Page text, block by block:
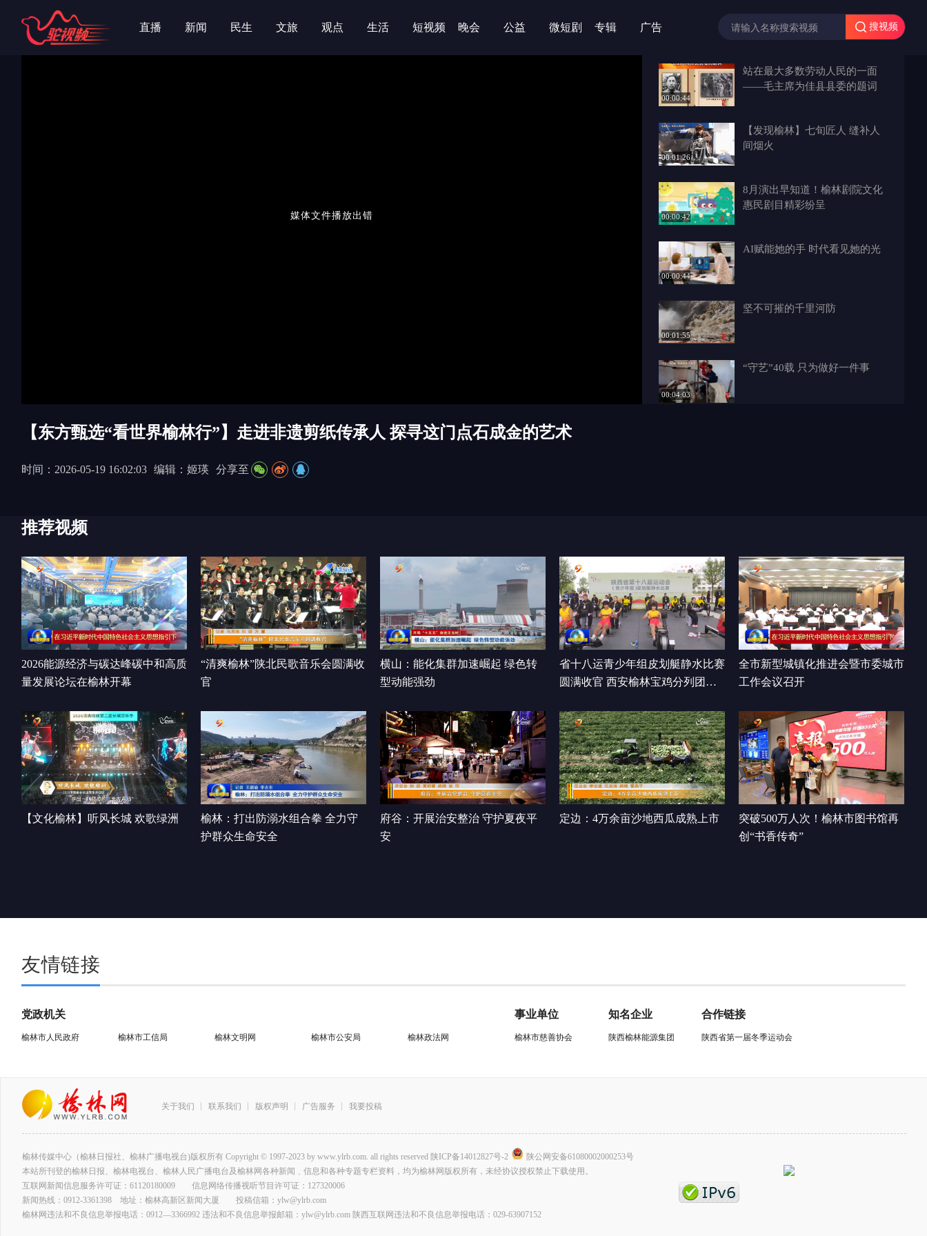
字
字 直播 新闻 民生 文旅 观点 生活 短视频 晚会 公益 微短剧 专辑 广告 搜视频
媒体文件播放出错
00:00:44
站在最大多数劳动人民的一面
——毛主席为佳县县委的题词
00:01:26
【发现榆林】七旬匠人 缝补人
间烟火
00:00:42
8月演出早知道！榆林剧院文化
惠民剧目精彩纷呈
00:00:44
AI赋能她的手 时代看见她的光
00:01:55
坚不可摧的千里河防
00:04:03
“守艺”40载 只为做好一件事
00:04:58
00:00:36
陕北共产党奠基人——李子洲
【东方甄选“看世界榆林行”】走进非遗剪纸传承人 探寻这门点石成金的艺术
时间：2026-05-19 16:02:03 编辑：姬瑛 分享至
推荐视频
2026能源经济与碳达峰碳中和高质
量发展论坛在榆林开幕
“清爽榆林”陕北民歌音乐会圆满收
官
横山：能化集群加速崛起 绿色转
型动能强劲
省十八运青少年组皮划艇静水比赛
圆满收官 西安榆林宝鸡分列团体
全市新型城镇化推进会暨市委城市
工作会议召开
【文化榆林】听风长城 欢歌绿洲
榆林：打出防溺水组合拳 全力守
护群众生命安全
府谷：开展治安整治 守护夏夜平
安
定边：4万余亩沙地西瓜成熟上市
突破500万人次！榆林市图书馆再
创“书香传奇”
友情链接
党政机关
榆林市人民政府 榆林市工信局 榆林文明网 榆林市公安局 榆林政法网
事业单位
榆林市慈善协会
知名企业
陕西榆林能源集团
合作链接
陕西省第一届冬季运动会
关于我们 联系我们 版权声明 广告服务 我要投稿
榆林传媒中心（榆林日报社、榆林广播电视台)版权所有 Copyright © 1997-2023 by www.ylrb.com. all rights reserved 陕ICP备14012827号-2
陕公网安备61080002000253号
本站所刊登的榆林日报、榆林电视台、榆林人民广播电台及榆林网各种新闻﹑信息和各种专题专栏资料，均为榆林网版权所有，未经协议授权禁止下载使用。
互联网新闻信息服务许可证：61120180009 信息网络传播视听节目许可证：127320006
新闻热线：0912-3361398 地址：榆林高新区新闻大厦 投稿信箱：ylw@ylrb.com
榆林网违法和不良信息举报电话：0912—3366992 违法和不良信息举报邮箱：ylw@ylrb.com 陕西互联网违法和不良信息举报电话：029-63907152